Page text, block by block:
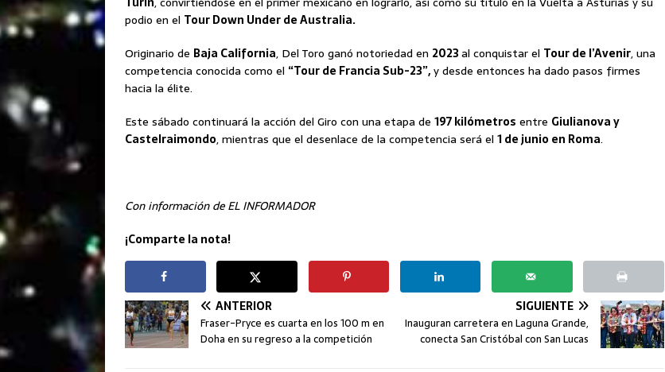
podio en el Tour Down Under de Australia.
Originario de Baja California, Del Toro ganó notoriedad en 2023al conquistar el Tour de l’Avenir, una
competencia conocida como el “Tour de Francia Sub-23”,y desde entonces ha dado pasos firmes
hacia la élite.
Este sábado continuará la acción del Giro con una etapa de 197 kilómetros entre Giulianova y
Castelraimondo, mientras que el desenlace de la competencia será el 1 de junio en Roma.
Con información de EL INFORMADOR
¡Comparte la nota!
ANTERIOR
Fraser-Pryce es cuarta en los 100 m en
Doha en su regreso a la competición
SIGUIENTE
Inauguran carretera en Laguna Grande,
conecta San Cristóbal con San Lucas